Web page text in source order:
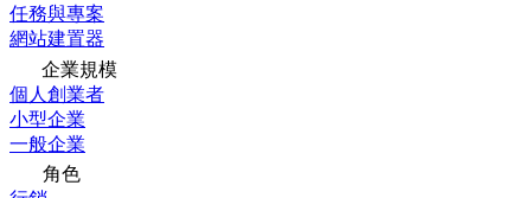
任務與專案
網站建置器
企業規模
個人創業者
小型企業
一般企業
角色